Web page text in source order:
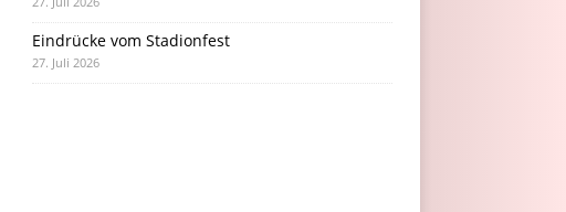
Eindrücke vom Stadionfest
27. Juli 2026